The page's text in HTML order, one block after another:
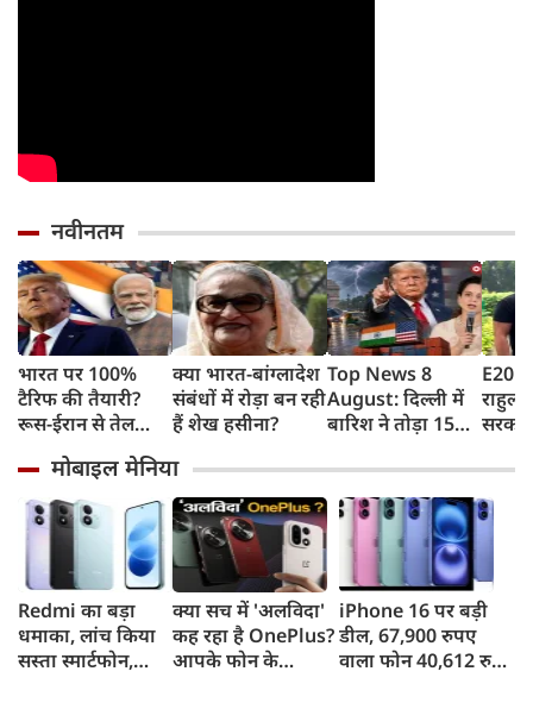
नवीनतम
भारत पर 100%
टैरिफ की तैयारी?
रूस-ईरान से तेल
का बड़ा वार, सीनेट में
बिल पास
क्या भारत-बांग्लादेश
संबंधों में रोड़ा बन रही
हैं शेख हसीना?
Top News 8
August: दिल्ली में
बारिश ने तोड़ा 15
भारत पर 100%
टैरिफ का खतरा;
Gen Z पर कंगना का
यू-टर्न
E20
राहुल
लोगों
रहीं
मोबाइल मेनिया
Redmi का बड़ा
धमाका, लांच किया
सस्ता स्मार्टफोन,
क्या सच में 'अलविदा'
कह रहा है OnePlus?
आपके फोन के
iPhone 16 पर बड़ी
डील, 67,900 रुपए
वाला फोन 40,612 रुपए